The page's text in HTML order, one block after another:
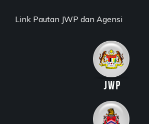
Link Pautan JWP dan Agensi